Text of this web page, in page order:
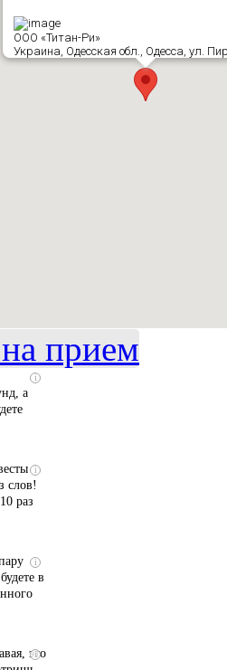
ООО «Титан-Ри»
Украина, Одесская обл., Одесса, ул.
прием
i
а
i
слов!
раз
i
в
i
это